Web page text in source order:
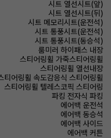
시트 열선시트(앞)
시트 열선시트(뒤)
시트 메모리시트(운전석)
시트 통풍시트(운전석)
시트 통풍시트(동승석)
룸미러 하이패스 내장
스티어링휠 가죽스티어링휠
스티어링휠 열선내장
티어링휠 속도감응식 스티어링휠
스티어링휠 텔레스코픽 스티어링
파킹 전자식 파킹
에어백 운전석
에어백 동승석
에어백 사이드
에어백 커튼